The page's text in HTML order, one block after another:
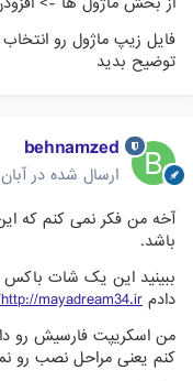
فایل زیپ ماژول رو
توضیح بدید
behnamzed
ارسال شده در آبان 10، 2015
آخه من فکر نمی کنم که
باشد.
ببینید این یک شات باکس
دادم http://mayadream34.ir/
من اسکریپت فارسیش رو
کنم یعنی مراحل نصب رو